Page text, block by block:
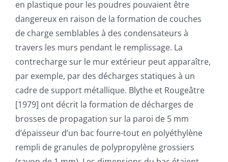
en plastique pour les poudres pouvaient être
dangereux en raison de la formation de couches
de charge semblables à des condensateurs à
travers les murs pendant le remplissage. La
contrecharge sur le mur extérieur peut apparaître,
par exemple, par des décharges statiques à un
cadre de support métallique. Blythe et Rougeâtre
[1979] ont décrit la formation de décharges de
brosses de propagation sur la paroi de 5 mm
d’épaisseur d’un bac fourre-tout en polyéthylène
rempli de granules de polypropylène grossiers